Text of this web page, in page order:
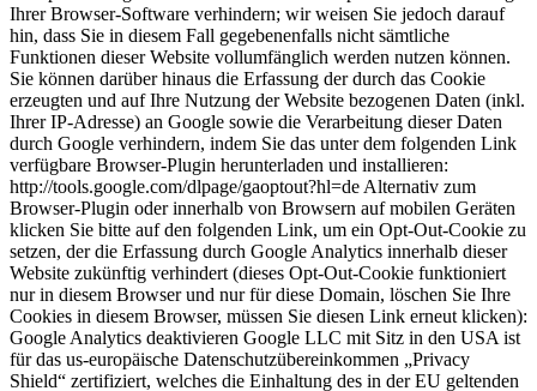
Ihrer Browser-Software verhindern; wir weisen Sie jedoch darauf
hin, dass Sie in diesem Fall gegebenenfalls nicht sämtliche
Funktionen dieser Website vollumfänglich werden nutzen können.
Sie können darüber hinaus die Erfassung der durch das Cookie
erzeugten und auf Ihre Nutzung der Website bezogenen Daten (inkl.
Ihrer IP-Adresse) an Google sowie die Verarbeitung dieser Daten
durch Google verhindern, indem Sie das unter dem folgenden Link
verfügbare Browser-Plugin herunterladen und installieren:
http://tools.google.com/dlpage/gaoptout?hl=de Alternativ zum
Browser-Plugin oder innerhalb von Browsern auf mobilen Geräten
klicken Sie bitte auf den folgenden Link, um ein Opt-Out-Cookie zu
setzen, der die Erfassung durch Google Analytics innerhalb dieser
Website zukünftig verhindert (dieses Opt-Out-Cookie funktioniert
nur in diesem Browser und nur für diese Domain, löschen Sie Ihre
Cookies in diesem Browser, müssen Sie diesen Link erneut klicken):
Google Analytics deaktivieren Google LLC mit Sitz in den USA ist
für das us-europäische Datenschutzübereinkommen „Privacy
Shield“ zertifiziert, welches die Einhaltung des in der EU geltenden